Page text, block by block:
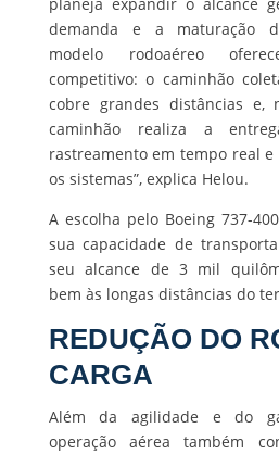
demanda e a maturação
modelo rodoaéreo
competitivo: o caminhão
cobre grandes distâncias e,
caminhão realiza a
rastreamento em tempo real
os sistemas”, explica Helou.
A escolha pelo Boeing 737-
sua capacidade de
seu alcance de 3 mil
bem às longas distâncias do
REDUÇÃO DO
CARGA
Além da agilidade e do
operação aérea também